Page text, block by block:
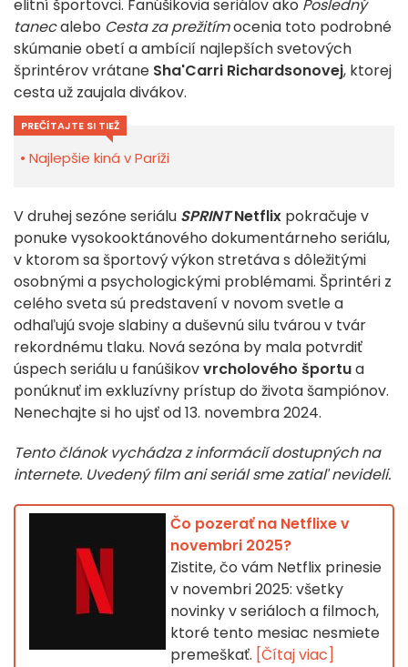
elitní športovci. Fanúšikovia seriálov ako Posledný
tanecalebo Cesta za prežitímocenia toto podrobné
skúmanie obetí a ambícií najlepších svetových
šprintérov vrátane Sha'Carri Richardsonovej, ktorej
cesta už zaujala divákov.
PREČÍTAJTE SI TIEŽ
Najlepšie kiná v Paríži
V druhej sezóne seriálu SPRINT Netflix pokračuje v
ponuke vysokooktánového dokumentárneho seriálu,
v ktorom sa športový výkon stretáva s dôležitými
osobnými a psychologickými problémami. Šprintéri z
celého sveta sú predstavení v novom svetle a
odhaľujú svoje slabiny a duševnú silu tvárou v tvár
rekordnému tlaku. Nová sezóna by mala potvrdiť
úspech seriálu u fanúšikovvrcholového športua
ponúknuť im exkluzívny prístup do života šampiónov.
Nenechajte si ho ujsť od 13. novembra 2024.
Tento článok vychádza z informácií dostupných na
internete. Uvedený film ani seriál sme zatiaľ nevideli.
Čo pozerať na Netflixe v
novembri 2025?
Zistite, čo vám Netflix prinesie
v novembri 2025: všetky
novinky v seriáloch a filmoch,
ktoré tento mesiac nesmiete
premeškať. [Čítaj viac]